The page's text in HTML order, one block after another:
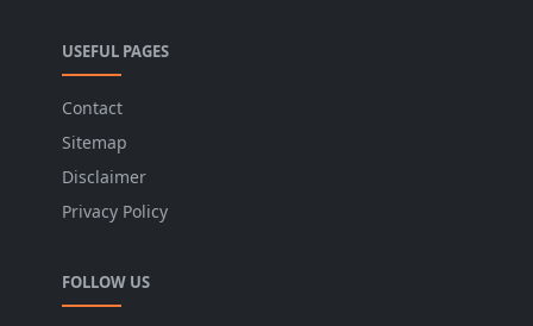
USEFUL PAGES
Contact
Sitemap
Disclaimer
Privacy Policy
FOLLOW US